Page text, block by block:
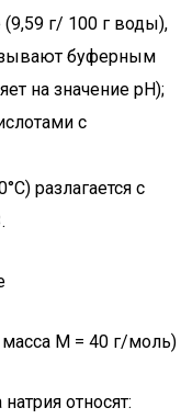
г/ 100 г воды),
буферным
на значение pH);
с
разлагается с
масса M = 40 г/моль)
относят: